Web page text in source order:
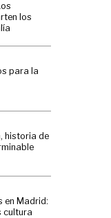
los
para la
historia de
en Madrid:
cultura